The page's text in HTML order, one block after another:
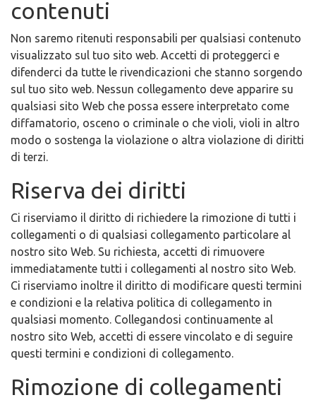
contenuti
Non saremo ritenuti responsabili per qualsiasi contenuto
visualizzato sul tuo sito web. Accetti di proteggerci e
difenderci da tutte le rivendicazioni che stanno sorgendo
sul tuo sito web. Nessun collegamento deve apparire su
qualsiasi sito Web che possa essere interpretato come
diffamatorio, osceno o criminale o che violi, violi in altro
modo o sostenga la violazione o altra violazione di diritti
di terzi.
Riserva dei diritti
Ci riserviamo il diritto di richiedere la rimozione di tutti i
collegamenti o di qualsiasi collegamento particolare al
nostro sito Web. Su richiesta, accetti di rimuovere
immediatamente tutti i collegamenti al nostro sito Web.
Ci riserviamo inoltre il diritto di modificare questi termini
e condizioni e la relativa politica di collegamento in
qualsiasi momento. Collegandosi continuamente al
nostro sito Web, accetti di essere vincolato e di seguire
questi termini e condizioni di collegamento.
Rimozione di collegamenti